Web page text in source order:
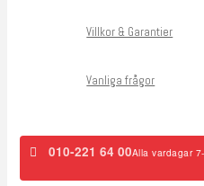
Villkor & Garantier
Vanliga frågor
010-221 64 00Alla vardagar